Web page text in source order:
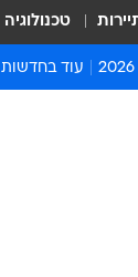
טכנולוגיה
עוד בחדשות